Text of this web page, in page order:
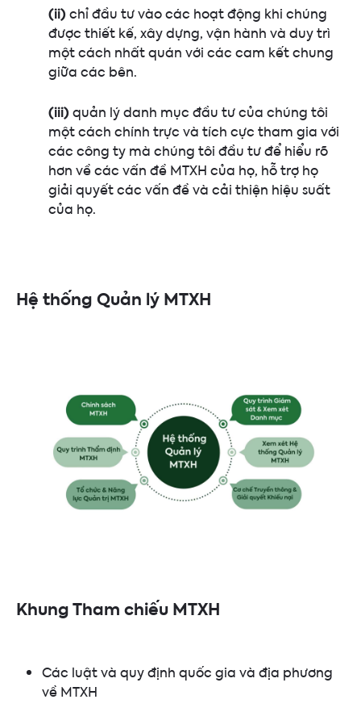
(ii) chỉ đầu tư vào các hoạt động khi chúng
được thiết kế, xây dựng, vận hành và duy trì
một cách nhất quán với các cam kết chung
giữa các bên.
(iii) quản lý danh mục đầu tư của chúng tôi
một cách chính trực và tích cực tham gia với
các công ty mà chúng tôi đầu tư để hiểu rõ
hơn về các vấn đề MTXH của họ, hỗ trợ họ
giải quyết các vấn đề và cải thiện hiệu suất
của họ.
Hệ thống Quản lý MTXH
Khung Tham chiếu MTXH
Các luật và quy định quốc gia và địa phương
về MTXH